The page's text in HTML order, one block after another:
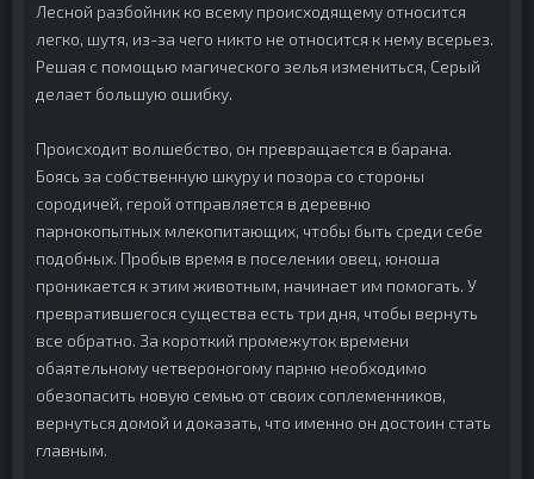
Лесной разбойник ко всему происходящему относится
легко, шутя, из-за чего никто не относится к нему всерьез.
Решая с помощью магического зелья измениться, Серый
делает большую ошибку.
Происходит волшебство, он превращается в барана.
Боясь за собственную шкуру и позора со стороны
сородичей, герой отправляется в деревню
парнокопытных млекопитающих, чтобы быть среди себе
подобных. Пробыв время в поселении овец, юноша
проникается к этим животным, начинает им помогать. У
превратившегося существа есть три дня, чтобы вернуть
все обратно. За короткий промежуток времени
обаятельному четвероногому парню необходимо
обезопасить новую семью от своих соплеменников,
вернуться домой и доказать, что именно он достоин стать
главным.